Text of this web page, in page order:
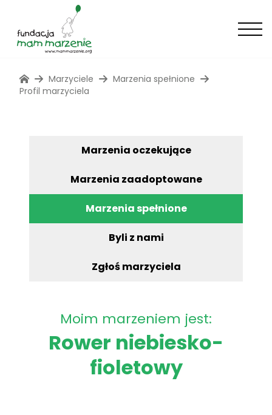
Marzyciele
Marzenia spełnione
Profil marzyciela
Marzenia oczekujące
Marzenia zaadoptowane
Marzenia spełnione
Byli z nami
Zgłoś marzyciela
Moim marzeniem jest:
Rower niebiesko-
fioletowy